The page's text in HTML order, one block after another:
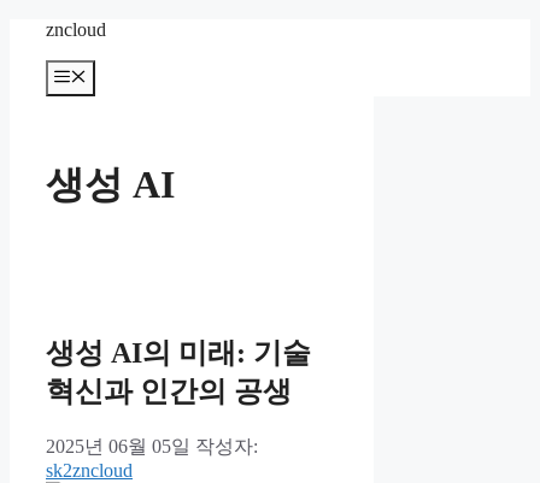
zncloud
메
뉴
생성 AI
생성 AI의 미래: 기술
혁신과 인간의 공생
2025년 06월 05일 작성자:
sk2zncloud